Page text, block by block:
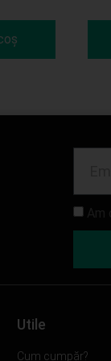
Utile
Cum cumpăr?